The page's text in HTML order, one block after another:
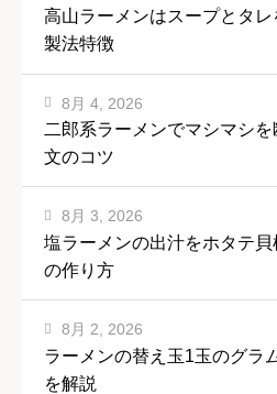
高山ラーメンはスープとタ
製法特徴
二郎系ラーメンでマシマシ
文のコツ
8月 4, 2026
塩ラーメンの出汁をホタテ
の作り方
8月 3, 2026
ラーメンの替え玉1玉のグラ
を解説
8月 2, 2026